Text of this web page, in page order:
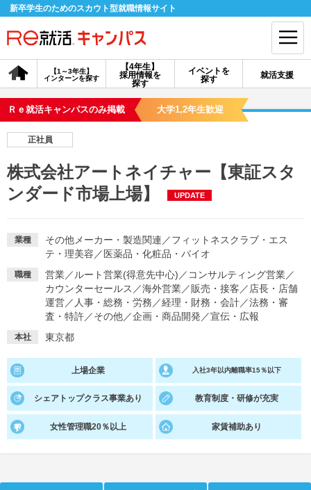
新卒学生のためのスカウト型就職情報サイト
【4年生】
採用情報を
探す
【1～3年生】
インターンを探す
イベントを
探す
就活支援
会員登録 ログイン
会員ID・パスワードを忘れた方はこちら
探す
【4年生】
【4年生】
イベントを探す スカウト
就活ノウハウ・サポート
就活支援
就活ノウハウが満載！ お役立ち記事・相談室など
適職診断 就活チャンネル
就活ニュースペーパー よくある質問
Ｒｅ就活キャンパスのみ掲載 大学1,2年生歓迎
正社員
株式会社アートネイチャー【東証スタ
ンダード市場上場】
UPDATE
業種 その他メーカー・製造関連 ／フィットネスクラブ・エス
テ・理美容 ／ 医薬品・化粧品・バイオ
職種 営業／ ルート営業(得意先中心) ／ コンサルティング営業／
カウンターセールス ／海外営業／販売・接客 ／ 店長・店舗
運営／ 人事・総務・労務 ／経理・財務・会計／法務・審
査・特許／その他／企画・商品開発 ／宣伝・広報
本社 東京都
上場企業 入社3年以内離職率15％以下
シェアトップクラス事業あり 教育制度・研修が充実
女性管理職20％以上 家賃補助あり